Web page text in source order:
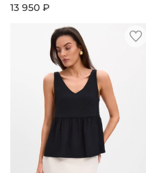
13 950 ₽